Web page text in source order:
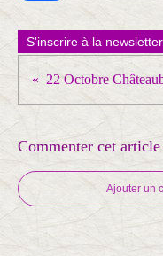
S'inscrire à la newsletter
22 Octobre
Commenter cet article
Ajouter un